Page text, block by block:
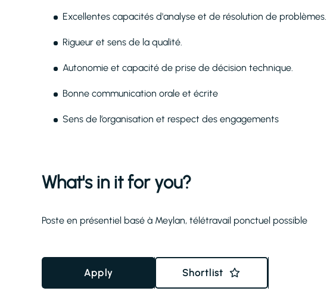
Excellentes capacités d'analyse et de résolution de problèmes.
Rigueur et sens de la qualité.
Autonomie et capacité de prise de décision technique.
Bonne communication orale et écrite
Sens de l’organisation et respect des engagements
What's in it for you?
Poste en présentiel basé à Meylan, télétravail ponctuel possible
Apply Shortlist